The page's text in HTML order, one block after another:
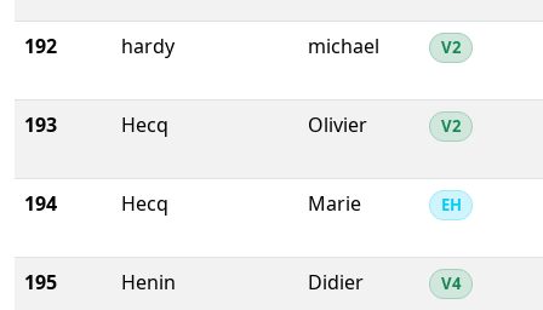
192 hardy michael V2
193 Hecq Olivier V2
194 Hecq Marie EH
195 Henin Didier V4